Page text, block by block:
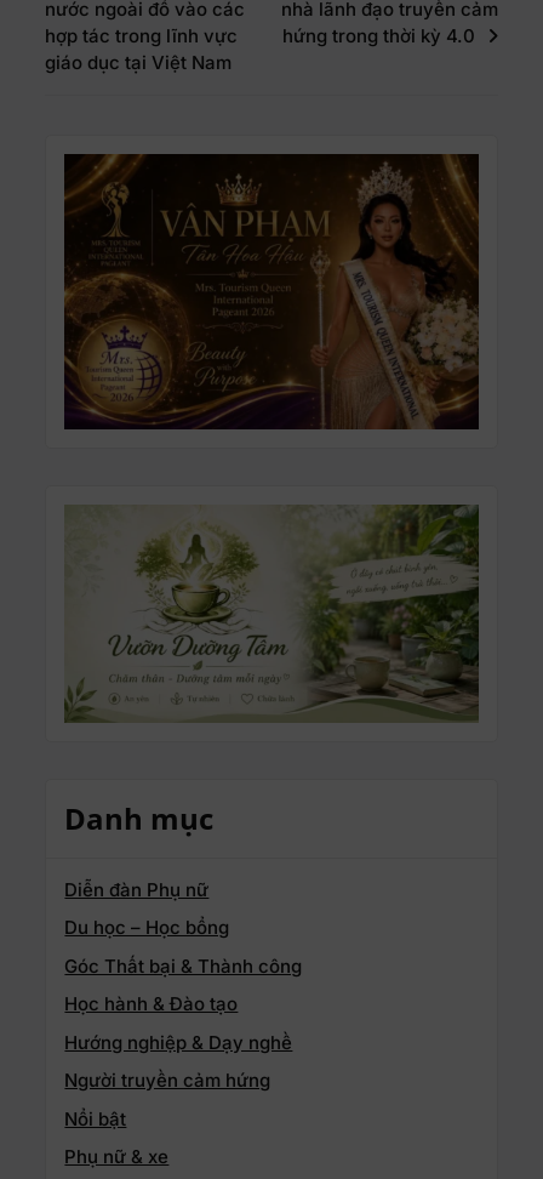
Danh mục
Diễn đàn Phụ nữ
Du học – Học bổng
Góc Thất bại & Thành công
Học hành & Đào tạo
Hướng nghiệp & Dạy nghề
Người truyền cảm hứng
Nổi bật
Phụ nữ & xe
nước ngoài đổ vào các
hợp tác trong lĩnh vực
giáo dục tại Việt Nam
nhà lãnh đạo truyền cảm
hứng trong thời kỳ 4.0